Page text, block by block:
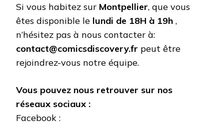
Si vous habitez sur Montpellier, que vous
êtes disponible le lundi de 18H à 19h ,
n’hésitez pas à nous contacter à:
contact@comicsdiscovery.fr peut être
rejoindrez-vous notre équipe.
Vous pouvez nous retrouver sur nos
réseaux sociaux :
Facebook :